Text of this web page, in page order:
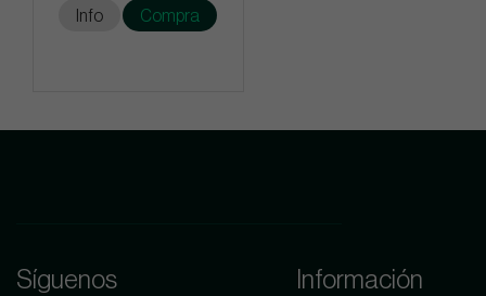
Info Compra
Síguenos Información